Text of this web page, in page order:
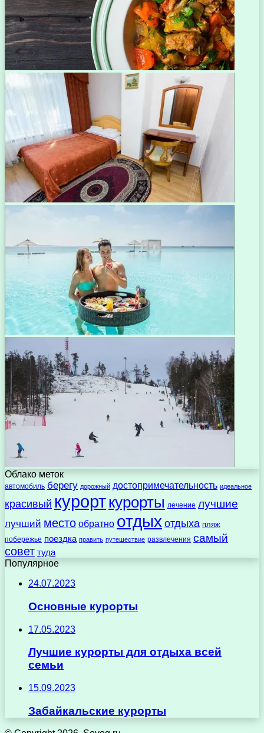
Облако меток
автомобиль берегу дорожный достопримечательность идеальное
красивый курорткурорты лечение лучшие
лучший место обратно отдыхотдыха пляж
побережье поездка править путешествие развлечения самый
совет туда
Популярное
24.07.2023
Основные курорты
17.05.2023
Лучшие курорты для отдыха всей
семьи
15.09.2023
Забайкальские курорты